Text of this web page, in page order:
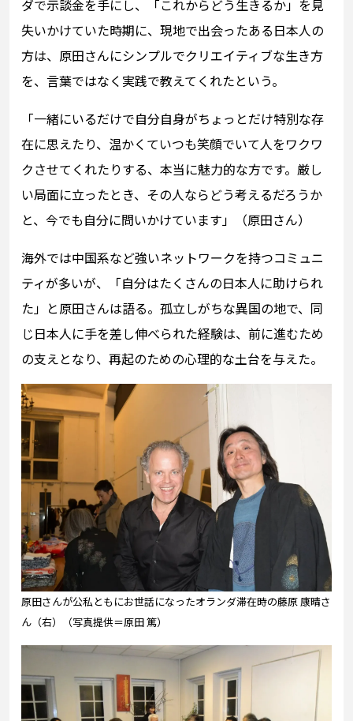
ダで示談金を手にし、「これからどう生きるか」を見
失いかけていた時期に、現地で出会ったある日本人の
方は、原田さんにシンプルでクリエイティブな生き方
を、言葉ではなく実践で教えてくれたという。
「一緒にいるだけで自分自身がちょっとだけ特別な存
在に思えたり、温かくていつも笑顔でいて人をワクワ
クさせてくれたりする、本当に魅力的な方です。厳し
い局面に立ったとき、その人ならどう考えるだろうか
と、今でも自分に問いかけています」（原田さん）
海外では中国系など強いネットワークを持つコミュニ
ティが多いが、「自分はたくさんの日本人に助けられ
た」と原田さんは語る。孤立しがちな異国の地で、同
じ日本人に手を差し伸べられた経験は、前に進むため
の支えとなり、再起のための心理的な土台を与えた。
原田さんが公私ともにお世話になったオランダ滞在時の藤原 康晴さ
ん（右）（写真提供＝原田 篤）